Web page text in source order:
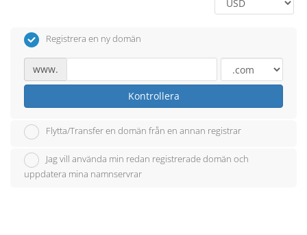
Registrera en ny domän
www.
Kontrollera
Flytta/Transfer en domän från en annan registrar
Jag vill använda min redan registrerade domän och
uppdatera mina namnservrar